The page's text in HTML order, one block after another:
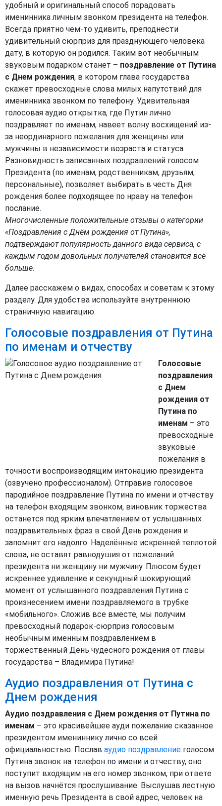
удобный и оригинальный способ порадовать
именинника личным звонком президента на телефон.
Всегда приятно чем-то удивить, преподнести
удивительный сюрприз для празднующего человека
дату, в которую он родился. Таким вот необычным
звуковым подарком станет – поздравление от Путина
с Днем рождения, в котором глава государства
скажет превосходные слова милых напутствий для
именинника звонком по телефону. Удивительная
голосовая аудио открытка, где Путин лично
поздравляет по именам, навеет волну восхищений из-
за неординарного пожелания для женщины или
мужчины в независимости возраста и статуса.
Разновидность записанных поздравлений голосом
Президента (по именам, родственникам, друзьям,
персональные), позволяет выбирать в честь Дня
рождения более подходящее по нраву на телефон
послание.
Многочисленные положительные отзывы о категории
«Поздравления с Днём рождения от Путина»,
подтверждают популярность данного вида сервиса, с
каждым годом довольных получателей становится всё
больше.
Далее расскажем о видах, способах и советам к этому
разделу. Для удобства используйте внутреннюю
страничную навигацию.
Голосовые поздравления от Путина
по именам и отчеству
Голосовые
поздравления
с Днем
рождения от
Путина по
именам – это
превосходные
звуковые
пожелания в
точности воспроизводящим интонацию президента
(озвучено профессионалом). Отправив голосовое
пародийное поздравление Путина по имени и отчеству
на телефон входящим звонком, виновник торжества
останется под ярким впечатлением от услышанных
поздравительных фраз в свой День рождения и
запомнит его надолго. Наделённые искренней теплотой
слова, не оставят равнодушия от пожеланий
президента ни женщину ни мужчину. Плюсом будет
искреннее удивление и секундный шокирующий
момент от услышанного поздравления Путина с
произнесением имени поздравляемого в трубке
«мобильного». Сложив все вместе, мы получим
превосходный подарок-сюрприз голосовым
необычным именным поздравлением в
торжественный День чудесного рождения от главы
государства – Владимира Путина!
Аудио поздравления от Путина с
Днем рождения
Аудио поздравления с Днем рождения от Путина по
именам – это красивейшее ауди пожелание сказанное
президентом имениннику лично со всей
официальностью. Послав аудио поздравление голосом
Путина звонок на телефон по имени и отчеству, оно
поступит входящим на его номер звонком, при ответе
на вызов начнётся прослушивание. Выслушав лестную
именную речь Президента в свой адрес, человек на